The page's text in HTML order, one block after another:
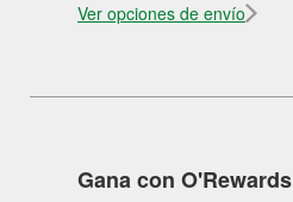
Ver opciones de envío
Gana con O'Rewards